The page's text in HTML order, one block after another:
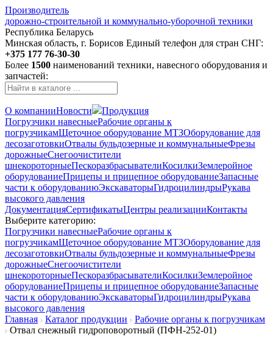
Производитель
дорожно-строительной и коммунально-уборочной техники
Республика Беларусь
Минская область, г. Борисов Единый телефон для стран СНГ:
+375 177 76-30-30
Более 1500 наименований техники, навесного оборудования и
запчастей:
О компанииНовости
Продукция
Погрузчики навесныеРабочие органы к
погрузчикамЩеточное оборудование МТЗОборудование для
лесозаготовкиОтвалы бульдозерные и коммунальныеФрезы
дорожныеСнегоочистители
шнекороторныеПескоразбрасывателиКосилкиЗемлеройное
оборудованиеПрицепы и прицепное оборудованиеЗапасные
части к оборудованиюЭкскаваторыГидроцилиндрыРукава
высокого давления
ДокументацияСертификатыЦентры реализацииКонтакты
Выберите категорию:
Погрузчики навесныеРабочие органы к
погрузчикамЩеточное оборудование МТЗОборудование для
лесозаготовкиОтвалы бульдозерные и коммунальныеФрезы
дорожныеСнегоочистители
шнекороторныеПескоразбрасывателиКосилкиЗемлеройное
оборудованиеПрицепы и прицепное оборудованиеЗапасные
части к оборудованиюЭкскаваторыГидроцилиндрыРукава
высокого давления
Главная
Каталог продукции
Рабочие органы к погрузчикам
Отвал снежный гидроповоротный (ПФН-252-01)